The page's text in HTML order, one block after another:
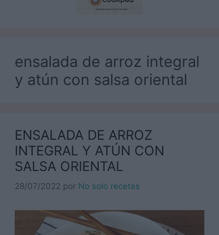
ensalada de arroz integral
y atún con salsa oriental
ENSALADA DE ARROZ
INTEGRAL Y ATÚN CON
SALSA ORIENTAL
28/07/2022 por No solo recetas